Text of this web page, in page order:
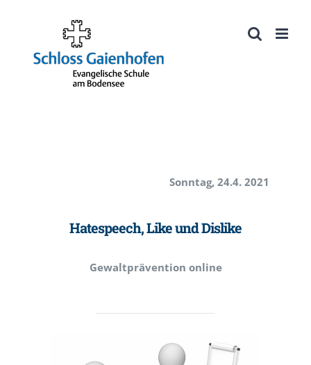
Werkzeugleiste öffnen
springen
Sonntag, 24.4. 2021
Hatespeech, Like und Dislike
Gewaltprävention online